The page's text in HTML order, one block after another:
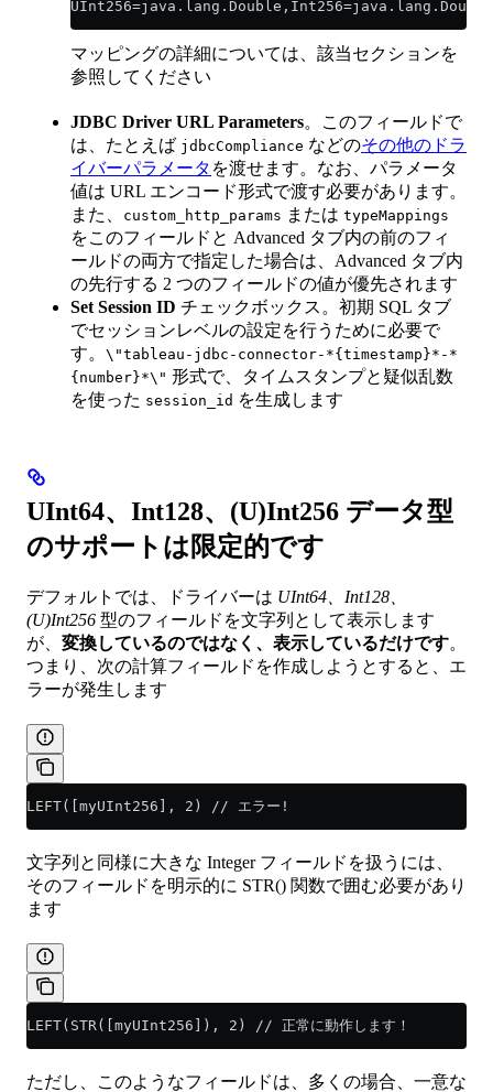
UInt256=java.lang.Double,Int256=java.lang.Double
マッピングの詳細については、該当セクションを
参照してください
JDBC Driver URL Parameters。このフィールドで
は、たとえば jdbcCompliance などのその他のドラ
イバーパラメータ を渡せます。なお、パラメータ
値は URL エンコード形式で渡す必要があります。
また、
custom_http_params または typeMappings
をこのフィールドと Advanced タブ内の前のフィ
ールドの両方で指定した場合は、Advanced タブ内
の先行する 2 つのフィールドの値が優先されます
Set Session ID チェックボックス。初期 SQL タブ
でセッションレベルの設定を行うために必要で
す。 \"tableau-jdbc-connector-*{timestamp}*-*
{number}*\" 形式で、タイムスタンプと疑似乱数
を使った session_id を生成します
UInt64、Int128、(U)Int256 データ型
のサポートは限定的です
デフォルトでは、ドライバーは UInt64、Int128、
(U)Int256 型のフィールドを文字列として表示します
が、 変換しているのではなく、表示しているだけです。
つまり、次の計算フィールドを作成しようとすると、エ
ラーが発生します
LEFT([myUInt256], 2) // エラー!
文字列と同様に大きな Integer フィールドを扱うには、
そのフィールドを明示的に STR() 関数で囲む必要があり
ます
LEFT(STR([myUInt256]), 2) // 正常に動作します！
ただし、このようなフィールドは、多くの場合、一意な